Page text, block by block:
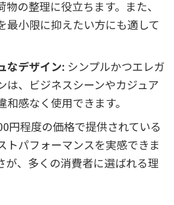
物の整理に役立ちます。また、
最小限に抑えたい方にも適して
なデザイン: シンプルかつエレガ
は、ビジネスシーンやカジュア
和感なく使用できます。
円程度の価格で提供されている
トパフォーマンスを実感できま
が、多くの消費者に選ばれる理